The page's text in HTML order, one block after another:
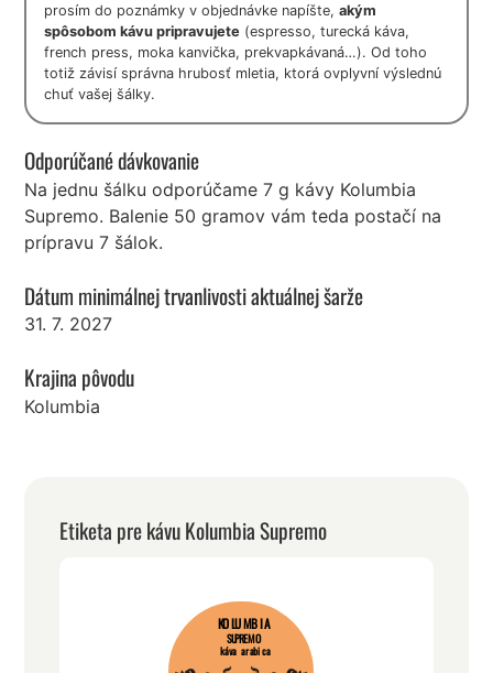
prosím do poznámky v objednávke napíšte,akým
spôsobom kávu pripravujete (espresso, turecká káva,
french press, moka kanvička, prekvapkávaná…). Od toho
totiž závisí správna hrubosť mletia, ktorá ovplyvní výslednú
chuť vašej šálky.
Odporúčané dávkovanie
Na jednu šálku odporúčame 7 g kávy Kolumbia
Supremo. Balenie 50 gramov vám teda postačí na
prípravu 7 šálok.
Dátum minimálnej trvanlivosti aktuálnej šarže
31. 7. 2027
Krajina pôvodu
Kolumbia
Etiketa pre kávu Kolumbia Supremo
KOLUMBIA
SUPREMO
káva arabica